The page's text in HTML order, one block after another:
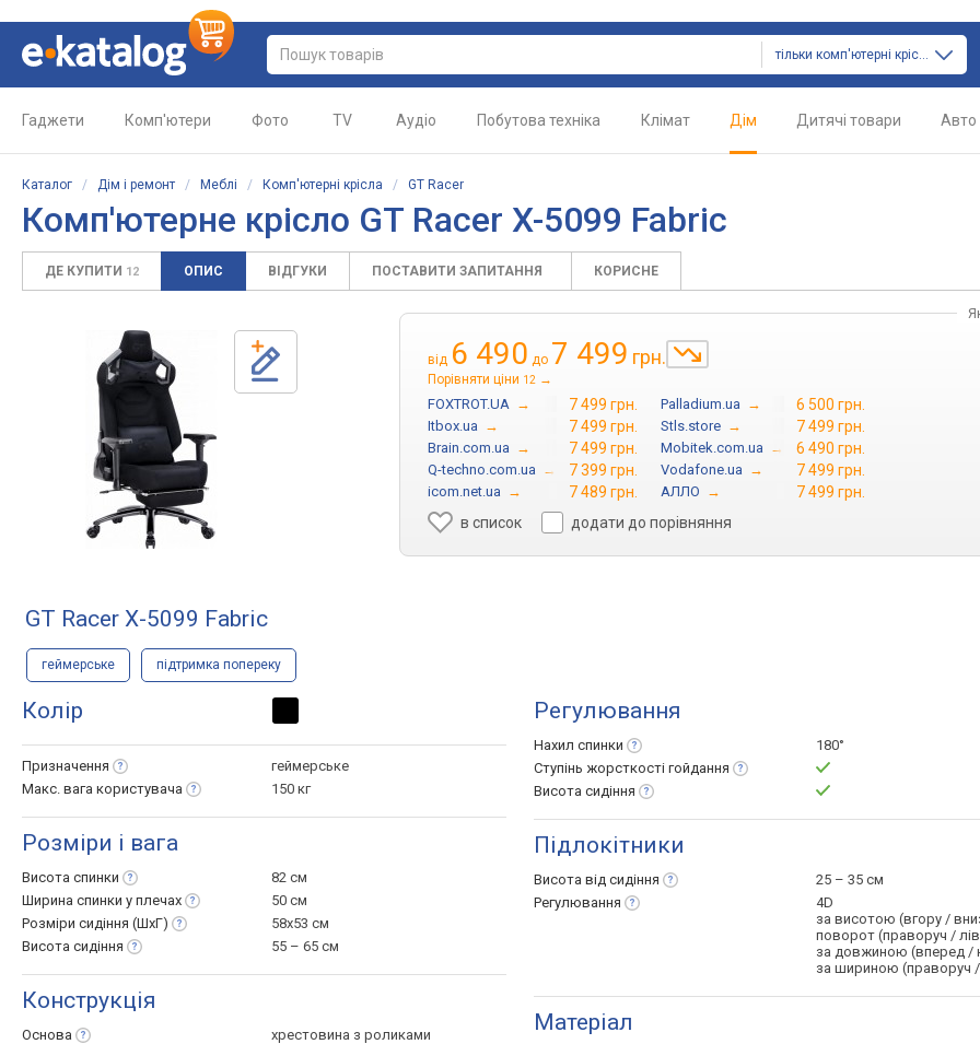
тільки комп'ютерні крісла
Гаджети Комп'ютери Фото TV Аудіо Побутова техніка Клімат Дім Дитячі товари Авто
Каталог / Дім і ремонт / Меблі / Комп'ютерні крісла / GT Racer
Комп'ютерне крісло GT Racer X-5099 Fabric
ДЕ КУПИТИ 12 ОПИС ВІДГУКИ ПОСТАВИТИ ЗАПИТАННЯ КОРИСНЕ
від 6 490 до 7 499 грн.
Порівняти ціни 12 →
FOXTROT.UA → 7 499 грн. Palladium.ua → 6 500 грн.
Itbox.ua → 7 499 грн. Stls.store → 7 499 грн.
Brain.com.ua → 7 499 грн. Mobitek.com.ua → 6 490 грн.
Q-techno.com.ua → 7 399 грн. Vodafone.ua → 7 499 грн.
icom.net.ua → 7 489 грн. АЛЛО →
7 499 грн.
в список
додати до порівняння
GT Racer X-5099 Fabric
геймерське підтримка попереку
Колір
Призначення
геймерське
Макс. вага користувача 150 кг
Розміри і вага
Висота спинки
82 см
Ширина спинки у плечах
50 см
Розміри сидіння (ШхГ)
58x53 см
Висота сидіння 55 – 65 см
Конструкція
Основа
хрестовина з роликами
Регулювання
Нахил спинки
180°
Ступінь жорсткості гойдання
Висота сидіння
Підлокітники
Висота від сидіння
25 – 35 см
Регулювання
4D
за висотою (вгору /
поворот (праворуч /
за довжиною (вперед /
за шириною (праворуч /
Матеріал